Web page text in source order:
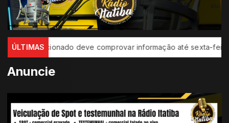
ÚLTIMAS
selecionado deve comprovar informação até sexta-feira
Anuncie